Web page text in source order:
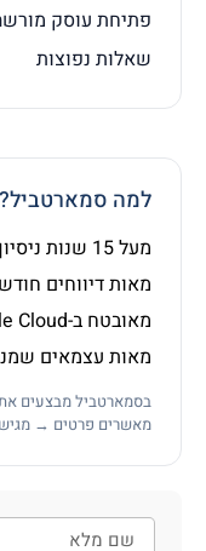
פתיחת עוסק
שאלות נפוצות
למה סמארטביל?
מעל 15 שנות ניסיון בניהול חשבונות
מאות דיווחים
מאובטח ב-Google Cloud ותואם רגולציה
מאות עצמאים
בסמארטביל מבצעים
מאשרים פרטים →